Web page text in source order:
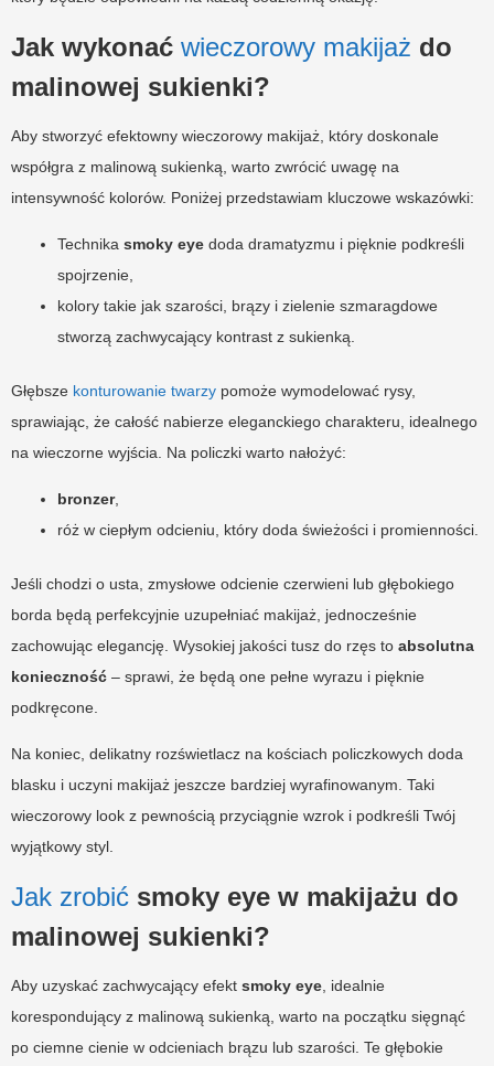
Jak wykonać wieczorowy makijaż do
malinowej sukienki?
Aby stworzyć efektowny wieczorowy makijaż, który doskonale
współgra z malinową sukienką, warto zwrócić uwagę na
intensywność kolorów. Poniżej przedstawiam kluczowe wskazówki:
Technika smoky eye doda dramatyzmu i pięknie podkreśli
spojrzenie,
kolory takie jak szarości, brązy i zielenie szmaragdowe
stworzą zachwycający kontrast z sukienką.
Głębsze konturowanie twarzy pomoże wymodelować rysy,
sprawiając, że całość nabierze eleganckiego charakteru, idealnego
na wieczorne wyjścia. Na policzki warto nałożyć:
bronzer,
róż w ciepłym odcieniu, który doda świeżości i promienności.
Jeśli chodzi o usta, zmysłowe odcienie czerwieni lub głębokiego
borda będą perfekcyjnie uzupełniać makijaż, jednocześnie
zachowując elegancję. Wysokiej jakości tusz do rzęs to absolutna
konieczność – sprawi, że będą one pełne wyrazu i pięknie
podkręcone.
Na koniec, delikatny rozświetlacz na kościach policzkowych doda
blasku i uczyni makijaż jeszcze bardziej wyrafinowanym. Taki
wieczorowy look z pewnością przyciągnie wzrok i podkreśli Twój
wyjątkowy styl.
Jak zrobić smoky eye w makijażu do
malinowej sukienki?
Aby uzyskać zachwycający efekt smoky eye , idealnie
korespondujący z malinową sukienką, warto na początku sięgnąć
po ciemne cienie w odcieniach brązu lub szarości. Te głębokie